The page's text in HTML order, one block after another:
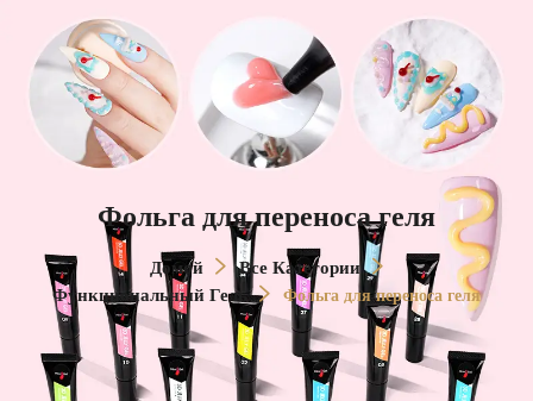
Фольга для переноса геля
Домой
Все Категории
Функциональный Гель
Фольга для переноса геля